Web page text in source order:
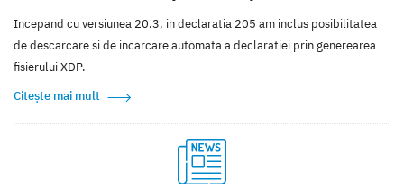
Incepand cu versiunea 20.3, in declaratia 205 am inclus posibilitatea
de descarcare si de incarcare automata a declaratiei prin generearea
fisierului XDP.
Citește mai mult